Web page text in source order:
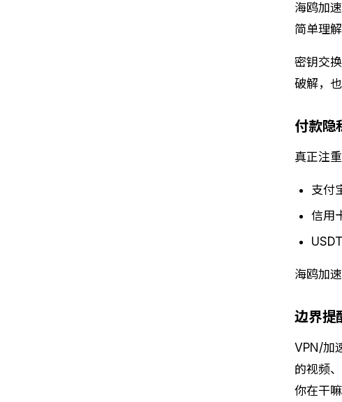
海鸥加
简单理
密钥交
破解，
付款隐
真正注
支付
信用
海鸥加
边界提
VPN/加
的视频
你在干